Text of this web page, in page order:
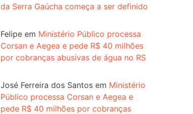
da Serra Gaúcha começa a ser definido
Felipe em Ministério Público processa
Corsan e Aegea e pede R$ 40 milhões
por cobranças abusivas de água no RS
José Ferreira dos Santos em Ministério
Público processa Corsan e Aegea e
pede R$ 40 milhões por cobranças